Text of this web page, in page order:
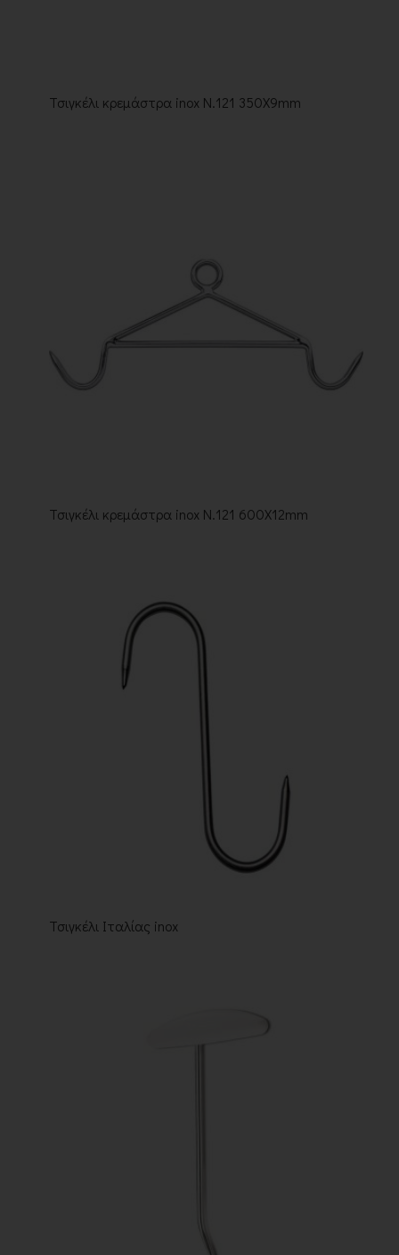
Τσιγκέλι κρεμάστρα inox Ν.121 350Χ9mm
Τσιγκέλι κρεμάστρα inox Ν.121 600Χ12mm
Τσιγκέλι Ιταλίας inox